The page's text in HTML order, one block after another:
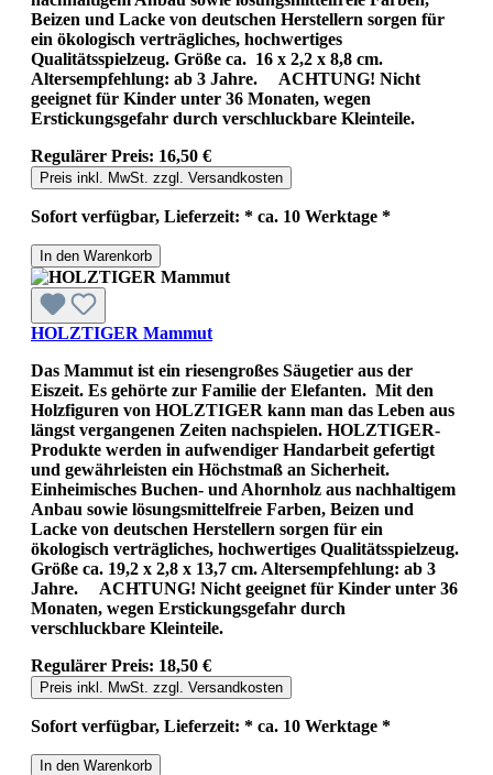
Beizen und Lacke von deutschen Herstellern sorgen für
ein ökologisch verträgliches, hochwertiges
Qualitätsspielzeug. Größe ca. 16 x 2,2 x 8,8 cm.
Altersempfehlung: ab 3 Jahre. ACHTUNG! Nicht
geeignet für Kinder unter 36 Monaten, wegen
Erstickungsgefahr durch verschluckbare Kleinteile.
Regulärer Preis: 16,50 €
Preis inkl. MwSt. zzgl. Versandkosten
Sofort verfügbar, Lieferzeit: * ca. 10 Werktage *
In den Warenkorb
HOLZTIGER Mammut
Das Mammut ist ein riesengroßes Säugetier aus der
Eiszeit. Es gehörte zur Familie der Elefanten. Mit den
Holzfiguren von HOLZTIGER kann man das Leben aus
längst vergangenen Zeiten nachspielen. HOLZTIGER-
Produkte werden in aufwendiger Handarbeit gefertigt
und gewährleisten ein Höchstmaß an Sicherheit.
Einheimisches Buchen- und Ahornholz aus nachhaltigem
Anbau sowie lösungsmittelfreie Farben, Beizen und
Lacke von deutschen Herstellern sorgen für ein
ökologisch verträgliches, hochwertiges Qualitätsspielzeug.
Größe ca. 19,2 x 2,8 x 13,7 cm. Altersempfehlung: ab 3
Jahre. ACHTUNG! Nicht geeignet für Kinder unter 36
Monaten, wegen Erstickungsgefahr durch
verschluckbare Kleinteile.
Regulärer Preis: 18,50 €
Preis inkl. MwSt. zzgl. Versandkosten
Sofort verfügbar, Lieferzeit: * ca. 10 Werktage *
In den Warenkorb